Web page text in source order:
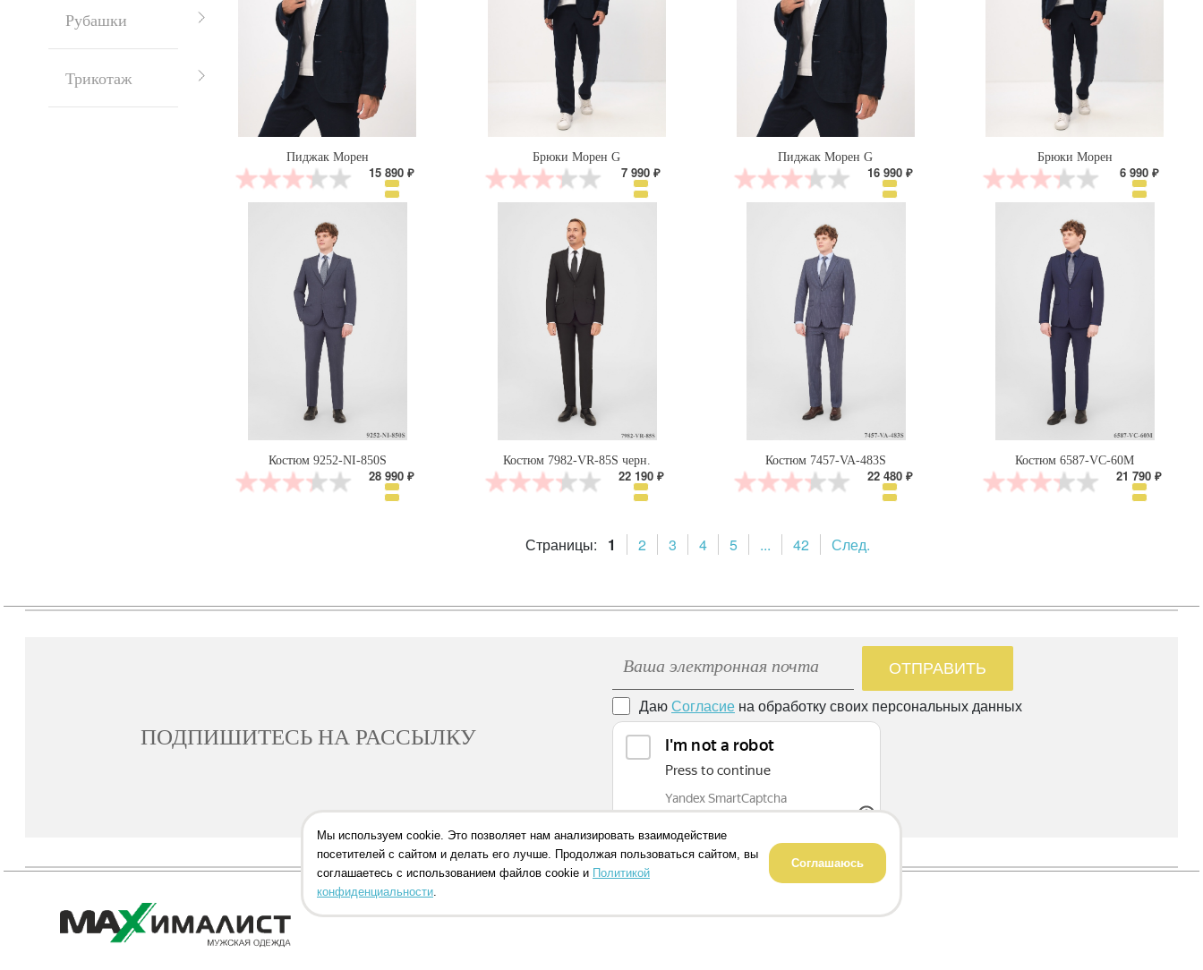
Рубашки
Трикотаж
Пиджак Морен
15 890 ₽
Брюки Морен G
7 990 ₽
Пиджак Морен G
16 990 ₽
Брюки Морен
6 990 ₽
Костюм 9252-NI-850S
28 990 ₽
Костюм 7982-VR-85S черн.
22 190 ₽
Костюм 7457-VA-483S
22 480 ₽
Костюм 6587-VC-60M
21 790 ₽
Страницы: 1 2 3 4 5 ... 42 След.
ПОДПИШИТЕСЬ НА РАССЫЛКУ
ОТПРАВИТЬ
ДаюСогласие на обработку своих персональных данных
Мы используем cookie. Это позволяет нам анализировать взаимодействие
посетителей с сайтом и делать его лучше. Продолжая пользоваться сайтом, вы
соглашаетесь с использованием файлов cookie и Политикой
конфиденциальности
Соглашаюсь